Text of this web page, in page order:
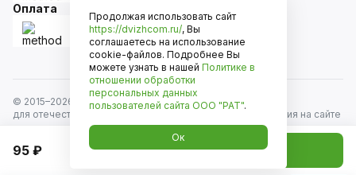
95 ₽ Добавить в корзину
Оплата
© 2015–2026
Движком — сеть магазинов автозапчастей
для отечественных автомобилей и иномарок. Информация на сайте
носит исключительно информационный характер и не является
публичной офертой, определяемой положениями
ст. 437 Гражданского кодекса РФ. Все права защищены.
Продолжая использовать сайт
https://dvizhcom.ru/, Вы
соглашаетесь на использование
cookie-файлов. Подробнее Вы
можете узнать в нашей Политике в
отношении обработки
персональных данных
пользователей сайта ООО "РАТ".
Ок